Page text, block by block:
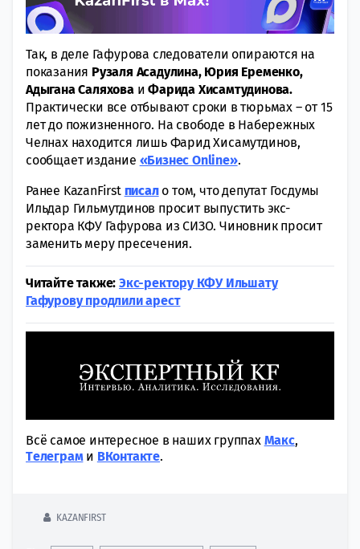
Так, в деле Гафурова следователи опираются на
показания Рузаля Асадулина, Юрия Еременко,
Адыгана Саляхова иФарида Хисамтудинова.
Практически все отбывают сроки в тюрьмах – от 15
лет до пожизненного. На свободе в Набережных
Челнах находится лишь Фарид Хисамутдинов,
сообщает издание «Бизнес Online».
Ранее KazanFirst писало том, что депутат Госдумы
Ильдар Гильмутдинов просит выпустить экс-
ректора КФУ Гафурова из СИЗО. Чиновник просит
заменить меру пресечения.
Читайте также:Экс-ректору КФУ Ильшату
Гафурову продлили арест
Всё самое интересное в наших группах Макс,
Tелеграми ВКонтакте.
KAZANFIRST